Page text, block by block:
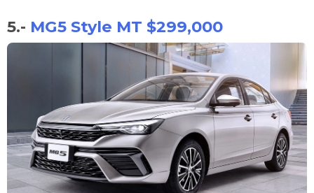
5.- MG5 Style MT $299,000